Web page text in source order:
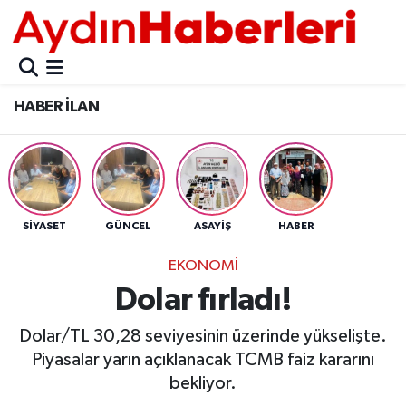
HABER İLAN
SİYASET GÜNCEL ASAYİŞ HABER
EKONOMİ
Dolar fırladı!
Dolar/TL 30,28 seviyesinin üzerinde yükselişte.
Piyasalar yarın açıklanacak TCMB faiz kararını
bekliyor.
GÜNCEL
POLİTİKA
BELEDİYELER
ASAYİŞ
ÇEVRE
Aydın Nöbetçi Eczaneler
Aydın Hava Durumu
Aydin Namaz Vakitleri
Aydın Trafik Yoğunluk Haritası
Tüm Manşetler
Son Dakika Haberleri